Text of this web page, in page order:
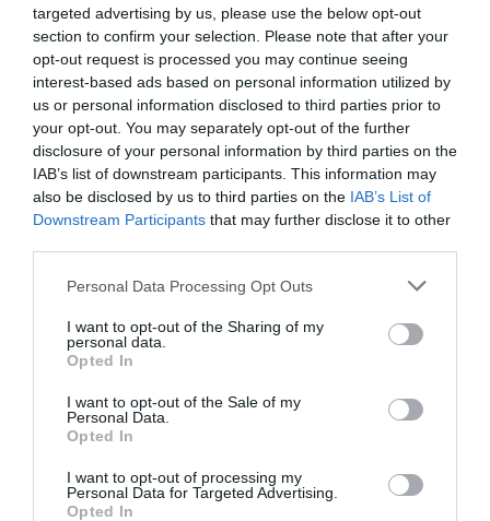
targeted advertising by us, please use the below opt-out
section to confirm your selection. Please note that after your
opt-out request is processed you may continue seeing
interest-based ads based on personal information utilized by
us or personal information disclosed to third parties prior to
your opt-out. You may separately opt-out of the further
disclosure of your personal information by third parties on the
IAB’s list of downstream participants. This information may
also be disclosed by us to third parties on the IAB’s List of
Downstream Participants that may further disclose it to other
Personal Data Processing Opt Outs
I want to opt-out of the Sharing of my
personal data.
Opted In
I want to opt-out of the Sale of my
Personal Data.
Opted In
I want to opt-out of processing my
Personal Data for Targeted Advertising.
Opted In
RELACIONADES
sector agrícola
facturen l'1% del
PIB català
situa per sobre dels
amplia el